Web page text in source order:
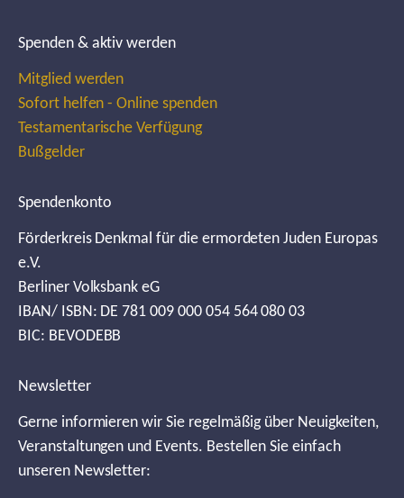
Spenden & aktiv werden
Mitglied werden
Sofort helfen - Online spenden
Testamentarische Verfügung
Bußgelder
Spendenkonto
Förderkreis Denkmal für die ermordeten Juden Europas
e.V.
Berliner Volksbank eG
IBAN/ ISBN: DE 781 009 000 054 564 080 03
BIC: BEVODEBB
Newsletter
Gerne informieren wir Sie regelmäßig über Neuigkeiten,
Veranstaltungen und Events. Bestellen Sie einfach
unseren Newsletter: